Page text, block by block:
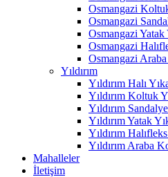
Osmangazi
Osmangazi
Osmangazi Yatak
Osmangazi
Osmangazi
Yıldırım
Yıldırım Halı
Yıldırım Koltuk
Yıldırım
Yıldırım Yatak
Yıldırım
Yıldırım Araba
Mahalleler
İletişim